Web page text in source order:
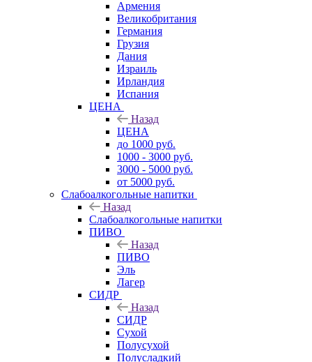
Армения
Великобритания
Германия
Грузия
Дания
Израиль
Ирландия
Испания
ЦЕНА
Назад
ЦЕНА
до 1000 руб.
1000 - 3000 руб.
3000 - 5000 руб.
от 5000 руб.
Слабоалкогольные напитки
Назад
Слабоалкогольные напитки
ПИВО
Назад
ПИВО
Эль
Лагер
СИДР
Назад
СИДР
Сухой
Полусухой
Полусладкий